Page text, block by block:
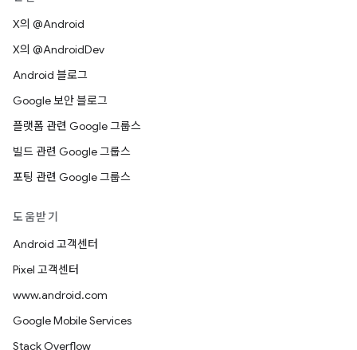
X의 @Android
X의 @AndroidDev
Android 블로그
Google 보안 블로그
플랫폼 관련 Google 그룹스
빌드 관련 Google 그룹스
포팅 관련 Google 그룹스
도움받기
Android 고객센터
Pixel 고객센터
www.android.com
Google Mobile Services
Stack Overflow